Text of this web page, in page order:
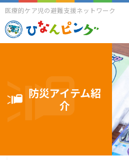
医療的ケア児の避難支援ネットワーク
防災アイテム紹
介